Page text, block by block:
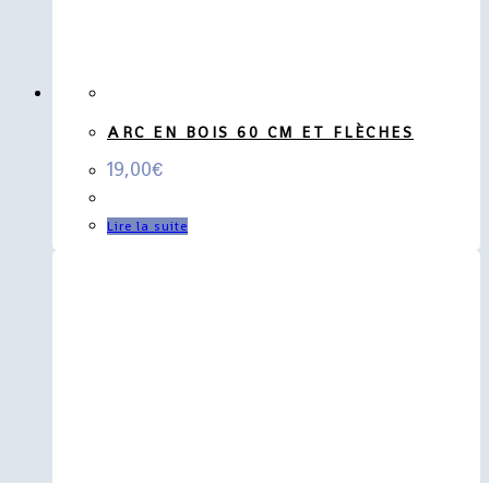
ARC EN BOIS 60 CM ET FLÈCHES
19,00€
Lire la suite